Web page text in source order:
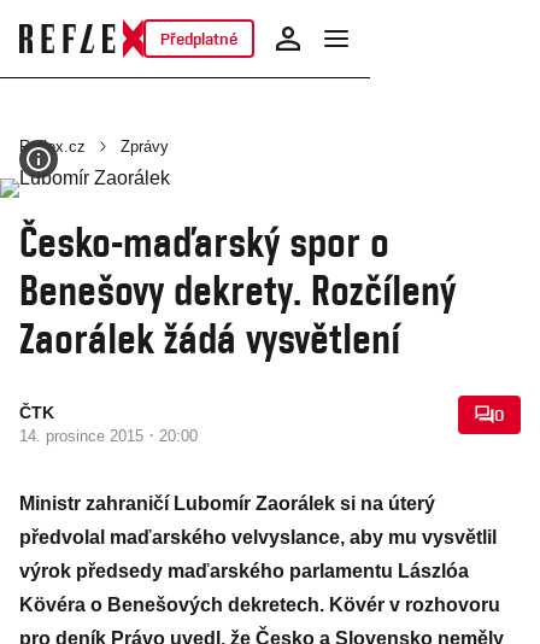
Předplatné
Reflex.cz Zprávy
Česko-maďarský spor o
Benešovy dekrety. Rozčílený
Zaorálek žádá vysvětlení
ČTK
14. prosince 2015 · 20:00
0
Ministr zahraničí Lubomír Zaorálek si na úterý
předvolal maďarského velvyslance, aby mu vysvětlil
výrok předsedy maďarského parlamentu Lászlóa
Kövéra o Benešových dekretech. Kövér v rozhovoru
pro deník Právo uvedl, že Česko a Slovensko neměly